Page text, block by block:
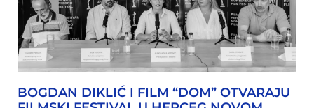
BOGDAN DIKLIĆ I FILM “DOM” OTVARAJU